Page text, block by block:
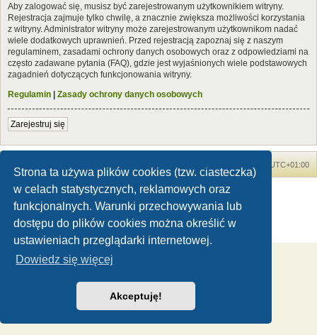
Strona ta używa plików cookies (tzw. ciasteczka)
w celach statystycznych, reklamowych oraz
funkcjonalnych. Warunki przechowywania lub
dostępu do plików cookies można określić w
ustawieniach przeglądarki internetowej.
Dowiedz się więcej
Akceptuję!
Aby zalogować się, musisz być zarejestrowanym użytkownikiem witryny.
Rejestracja zajmuje tylko chwilę, a znacznie zwiększa możliwości korzystania
z witryny. Administrator witryny może zarejestrowanym użytkownikom nadać
wiele dodatkowych uprawnień. Przed rejestracją zapoznaj się z naszym
regulaminem, zasadami ochrony danych osobowych oraz z odpowiedziami na
często zadawane pytania (FAQ), gdzie jest wyjaśnionych wiele podstawowych
zagadnień dotyczących funkcjonowania witryny.
Regulamin | Zasady ochrony danych osobowych
Zarejestruj się
UTC+01:00
Dinozaury.com© 2006-2020
Technologię dostarczaphpBB® Forum Software © phpBB Limited
Zasady ochrony danych osobowych|Regulamin